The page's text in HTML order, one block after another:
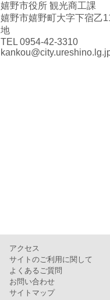
嬉野市役所 観光商工課
嬉野市嬉野町大字下宿乙
地
TEL 0954-42-3310
アクセス
サイトのご利用に関して
よくあるご質問
お問い合わせ
サイトマップ